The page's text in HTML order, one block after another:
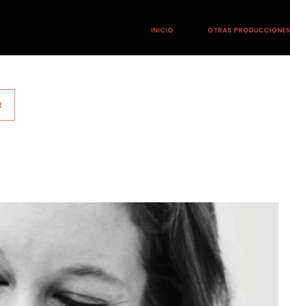
INICIO OTRAS PRODUCCIONES